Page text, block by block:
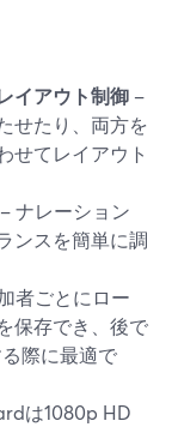
イアウト制御 –
せたり、両方を
せてレイアウト
– ナレーション
ンスを簡単に調
者ごとにロー
保存でき、後で
際に最適で
は1080p HD